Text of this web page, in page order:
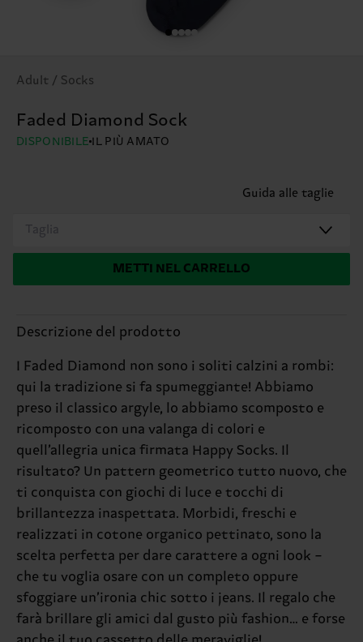
Adult / Socks
Faded Diamond Sock
DISPONIBILE IL PIÙ AMATO
Guida alle taglie
Taglia
METTI NEL CARRELLO
Descrizione del prodotto
I Faded Diamond non sono i soliti calzini a rombi:
qui la tradizione si fa spumeggiante! Abbiamo
preso il classico argyle, lo abbiamo scomposto e
ricomposto con una valanga di colori e
quell’allegria unica firmata Happy Socks. Il
risultato? Un pattern geometrico tutto nuovo, che
ti conquista con giochi di luce e tocchi di
brillantezza inaspettata. Morbidi, freschi e
realizzati in cotone organico pettinato, sono la
scelta perfetta per dare carattere a ogni look –
che tu voglia osare con un completo oppure
sfoggiare un’ironia chic sotto i jeans. Il regalo che
farà brillare gli amici dal gusto più fashion… e forse